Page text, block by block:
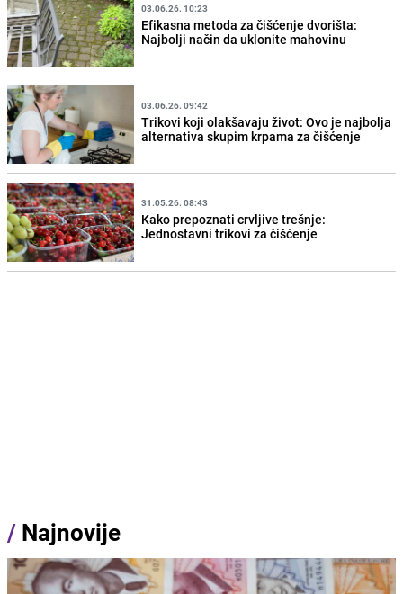
03.06.26. 10:23
Efikasna metoda za čišćenje dvorišta:
Najbolji način da uklonite mahovinu
03.06.26. 09:42
Trikovi koji olakšavaju život: Ovo je najbolja
alternativa skupim krpama za čišćenje
31.05.26. 08:43
Kako prepoznati crvljive trešnje:
Jednostavni trikovi za čišćenje
/ Najnovije